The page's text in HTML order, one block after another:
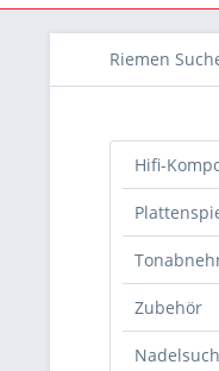
Riemen
Hifi-
Zubehör